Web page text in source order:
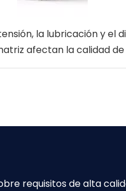
la lubricación y el
afectan la calidad
del alambre de latón
requisitos de alta